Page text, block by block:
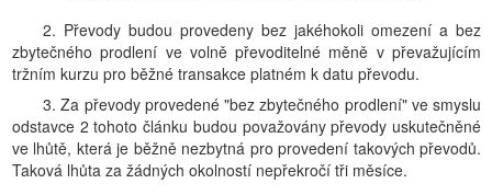
2. Převody budou provedeny bez jakéhokoli omezení a bez
zbytečného prodlení ve volně převoditelné měně v převažujícím
tržním kurzu pro běžné transakce platném k datu převodu.
3. Za převody provedené "bez zbytečného prodlení" ve smyslu
odstavce 2 tohoto článku budou považovány převody uskutečněné
ve lhůtě, která je běžně nezbytná pro provedení takových převodů.
Taková lhůta za žádných okolností nepřekročí tři měsíce.